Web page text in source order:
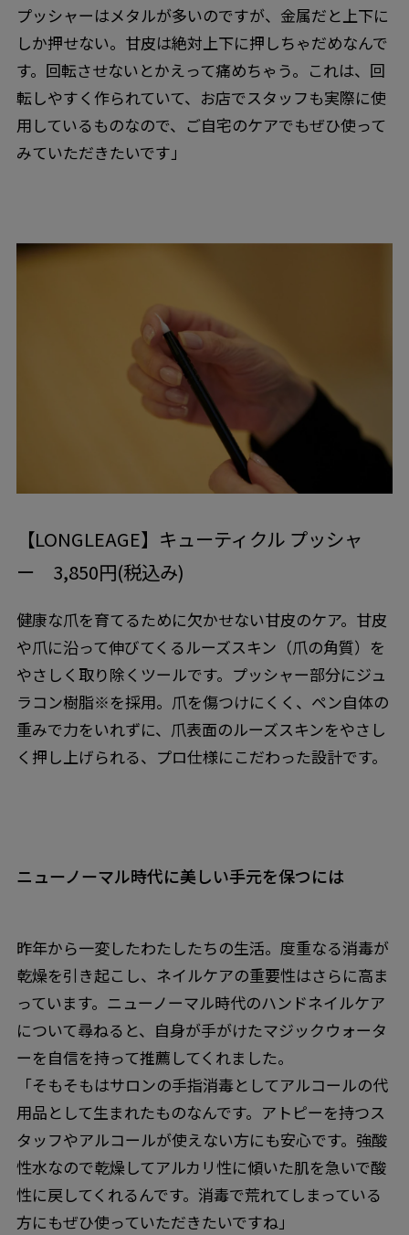
プッシャーはメタルが多いのですが、金属だと上下に
しか押せない。甘皮は絶対上下に押しちゃだめなんで
す。回転させないとかえって痛めちゃう。これは、回
転しやすく作られていて、お店でスタッフも実際に使
用しているものなので、ご自宅のケアでもぜひ使って
みていただきたいです」
【LONGLEAGE】キューティクル プッシャ
ー 3,850円(税込み)
健康な爪を育てるために欠かせない甘皮のケア。甘皮
や爪に沿って伸びてくるルーズスキン（爪の角質）を
やさしく取り除くツールです。プッシャー部分にジュ
ラコン樹脂※を採用。爪を傷つけにくく、ペン自体の
重みで力をいれずに、爪表面のルーズスキンをやさし
く押し上げられる、プロ仕様にこだわった設計です。
ニューノーマル時代に美しい手元を保つには
昨年から一変したわたしたちの生活。度重なる消毒が
乾燥を引き起こし、ネイルケアの重要性はさらに高ま
っています。ニューノーマル時代のハンドネイルケア
について尋ねると、自身が手がけたマジックウォータ
ーを自信を持って推薦してくれました。
「そもそもはサロンの手指消毒としてアルコールの代
用品として生まれたものなんです。アトピーを持つス
タッフやアルコールが使えない方にも安心です。強酸
性水なので乾燥してアルカリ性に傾いた肌を急いで酸
性に戻してくれるんです。消毒で荒れてしまっている
方にもぜひ使っていただきたいですね」